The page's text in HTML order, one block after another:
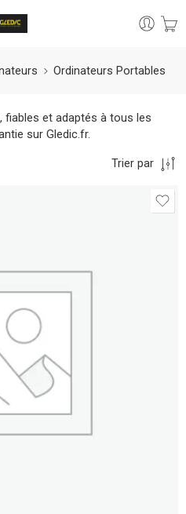
Ordinateurs Portables
fiables et adaptés à tous les
sur Gledic.fr.
Trier par